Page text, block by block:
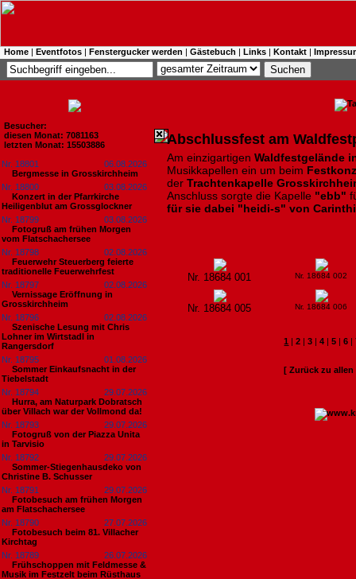
Home | Eventfotos | Fenstergucker werden | Gästebuch | Links | Kontakt |
Besucher:
diesen Monat: 7081163
letzten Monat: 15503886
Nr. 18801
06.08.2026
Bergmesse in Grosskirchheim
Nr. 18800
03.08.2026
Konzert in der Pfarrkirche
Heiligenblut am Grossglockner
Nr. 18799
03.08.2026
Fotogruß am frühen Morgen
vom Flatschachersee
Nr. 18798
02.08.2026
Feuerwehr Steuerberg feierte
traditionelle Feuerwehrfest
Nr. 18797
02.08.2026
Vernissage Eröffnung in
Grosskirchheim
Nr. 18796
02.08.2026
Szenische Lesung mit Chris
Lohner im Wirtstadl in
Rangersdorf
Nr. 18795
01.08.2026
Sommer Einkaufsnacht in der
Tiebelstadt
Nr. 18794
29.07.2026
Hurra, am Naturpark Dobratsch
über Villach war der Vollmond da!
Nr. 18793
29.07.2026
Fotogruß von der Piazza Unita
in Tarvisio
Nr. 18792
29.07.2026
Sommer-Stiegenhausdeko von
Christine B. Schusser
Nr. 18791
29.07.2026
Fotobesuch am frühen Morgen
am Flatschachersee
Nr. 18790
27.07.2026
Fotobesuch beim 81. Villacher
Kirchtag
Nr. 18789
26.07.2026
Frühschoppen mit Feldmesse &
Musik im Festzelt beim Rüsthaus
Abschlussfest am
Am einzigartigen Waldfestgelände
Musikkapellen ein um beim
der Trachtenkapelle
Anschluss sorgte die Kapelle "ebb"
für sie dabei "heidi-s" von
Nr. 18684 001 Nr. 18684 002
Nr. 18684 005 Nr. 18684 006
1 |2 |3 |4 |5 |6 |
[ Zurück zu